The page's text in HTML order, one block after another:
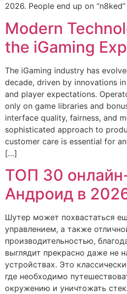
2026. People end up on
Modern
the iGaming
The iGaming industry has
decade, driven by innovations
and player expectations.
only on game libraries and
interface quality, fairness, and
sophisticated approach to
customer care is essential for
[…]
ТОП 30
Андроид в
Шутер может похвастаться
управлением, а также
производительностью,
выглядит прекрасно даже не
устройствах. Это
где необходимо
окружению и уничтожать